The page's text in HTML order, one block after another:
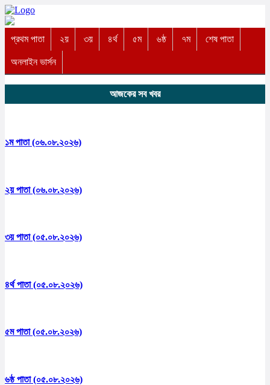
প্রথম পাতা ২য় ৩য় ৪র্থ ৫ম ৬ষ্ঠ ৭ম শেষ পাতা
অনলাইন ভার্সন
আজকের সব খবর
১ম পাতা (০৬.০৮.২০২৬)
২য় পাতা (০৬.০৮.২০২৬)
৩য় পাতা (০৫.০৮.২০২৬)
৪র্থ পাতা (০৫.০৮.২০২৬)
৫ম পাতা (০৫.০৮.২০২৬)
৬ষ্ঠ পাতা (০৫.০৮.২০২৬)